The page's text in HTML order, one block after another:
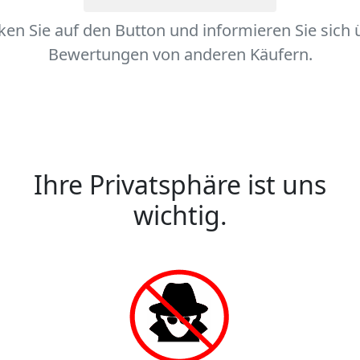
Sie auf den Button und informieren Sie sich
Bewertungen von anderen Käufern.
Ihre Privatsphäre ist uns
wichtig.